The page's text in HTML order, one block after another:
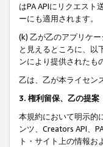
はPA APIにリクエス
ーにも適用されます。
(k) 乙が乙のアプリケ
と見えるところに、以
ンにより提供されたも
乙は、乙が本ライセン
3. 権利留保、乙の提案
本規約において明示的
ンツ、Creators API、
ト・サイト上の情報